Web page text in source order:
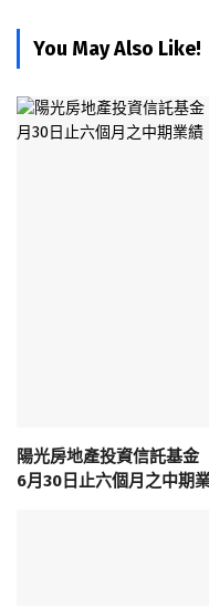
You May Also Like!
陽光房地產投資信託基金
6月30日止六個月之中期